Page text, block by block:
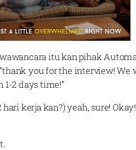
itu kan pihak
you for the interview! We
2 days time!”
hari kerja kan?) yeah, sure! Okay!